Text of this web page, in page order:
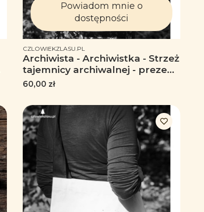
Powiadom mnie o
dostępności
PRODUCENT
CZLOWIEKZLASU.PL
Archiwista - Archiwistka - Strzeż
tajemnicy archiwalnej - prezent
dla archiwisty - Torba na ramię
Cena
60,00 zł